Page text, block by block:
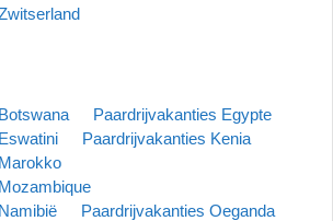
Paardrijvakanties Egypte
Paardrijvakanties Kenia
Paardrijvakanties Oeganda